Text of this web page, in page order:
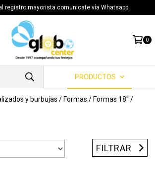
registro mayorista comunicate vía Whatsapp
0
PRODUCTOS
y burbujas / Formas / Formas 18" /
FILTRAR